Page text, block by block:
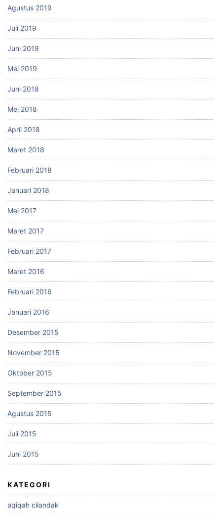
Agustus 2019
Juli 2019
Juni 2019
Mei 2019
Juni 2018
Mei 2018
April 2018
Maret 2018
Februari 2018
Januari 2018
Mei 2017
Maret 2017
Februari 2017
Maret 2016
Februari 2016
Januari 2016
Desember 2015
November 2015
Oktober 2015
September 2015
Agustus 2015
Juli 2015
Juni 2015
KATEGORI
aqiqah cilandak